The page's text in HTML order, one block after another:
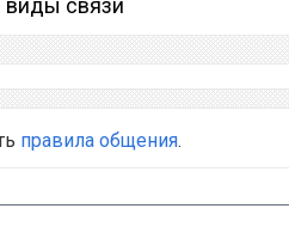
правила общения.